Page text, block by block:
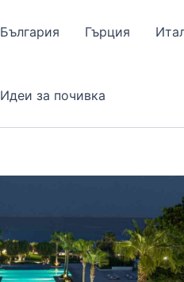
България Гърция
Идеи за почивка